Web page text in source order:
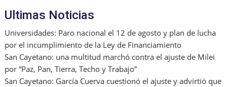
Ultimas Noticias
Universidades: Paro nacional el 12 de agosto y plan de lucha
por el incumplimiento de la Ley de Financiamiento
San Cayetano: una multitud marchó contra el ajuste de Milei
por “Paz, Pan, Tierra, Techo y Trabajo”
San Cayetano: García Cuerva cuestionó el ajuste y advirtió que